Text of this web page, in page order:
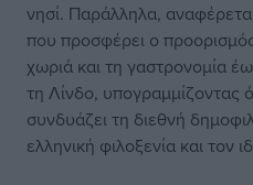
νησί. Παράλληλα,
που προσφέρει ο
χωριά και τη γαστρονομία
τη Λίνδο, υπογραμμίζοντας
συνδυάζει τη διεθνή
ελληνική φιλοξενία και τον